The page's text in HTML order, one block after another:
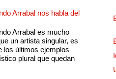
Arrabal nos habla del
Arrabal es mucho
un artista singular, es
los últimos ejemplos
plural que quedan